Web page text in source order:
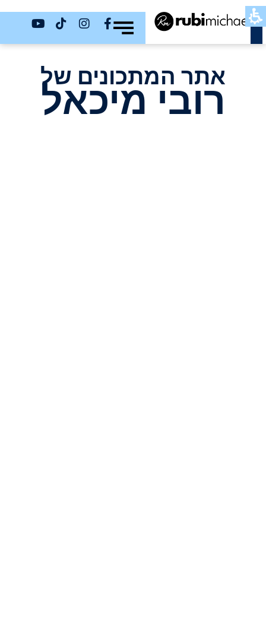
כשר
אתר המתכונים של
רובי מיכאל